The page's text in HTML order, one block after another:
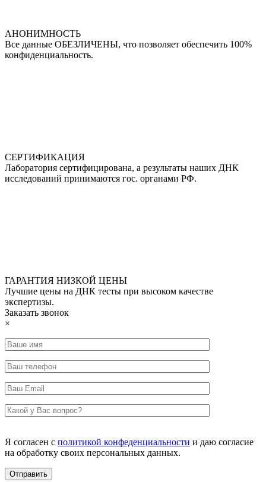
АНОНИМНОСТЬ
Все данные ОБЕЗЛИЧЕНЫ, что позволяет обеспечить 100%
конфиденциальность.
СЕРТИФИКАЦИЯ
Лаборатория сертифицирована, а результаты наших ДНК
исследований принимаются гос. органами РФ.
ГАРАНТИЯ НИЗКОЙ ЦЕНЫ
Лучшие цены на ДНК тесты при высоком качестве
экспертизы.
Заказать звонок
×
Я согласен с политикой конфеденциальности и даю согласие
на обработку своих персональных данных.